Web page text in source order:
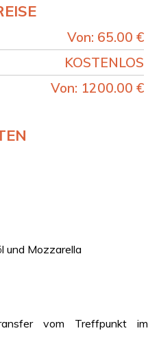
Belegen und
zubereiteten Pizzen
Limoncello
beinhaltet:
Mozzarella aus
Olivenöl extra
Pizza
Von: 65.00 €
KOSTENLOS
Von: 1200.00 €
und Mozzarella
vom Treffpunkt im